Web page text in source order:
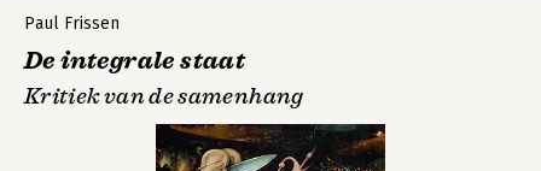
Paul Frissen
De integrale staat
Kritiek van de samenhang